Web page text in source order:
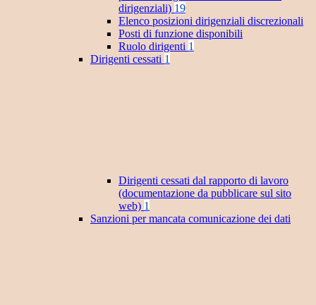
dirigenziali) 19
Elenco posizioni dirigenziali discrezionali
Posti di funzione disponibili
Ruolo dirigenti 1
Dirigenti cessati 1
Dirigenti cessati dal rapporto di lavoro
(documentazione da pubblicare sul sito
web) 1
Sanzioni per mancata comunicazione dei dati